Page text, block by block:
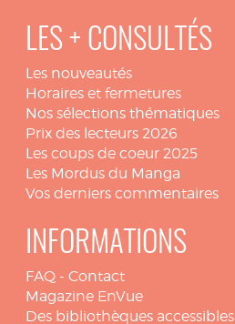
LES + CONSULTÉS
Les nouveautés
Horaires et fermetures
Nos sélections thématiques
Prix des lecteurs 2026
Les coups de coeur 2025
Les Mordus du Manga
Vos derniers commentaires
INFORMATIONS
FAQ - Contact
Magazine EnVue
Des bibliothèques accessibles